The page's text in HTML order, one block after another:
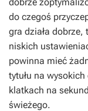
do czegoś
gra działa dobrze,
niskich
powinna mieć
tytułu na
klatkach na
świeżego.